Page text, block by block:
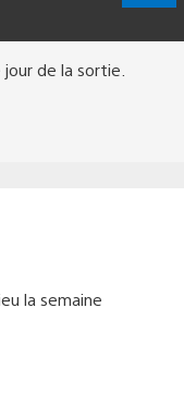
de la sortie.
la semaine